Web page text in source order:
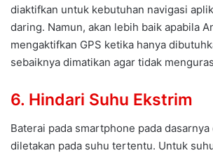
diaktifkan untuk kebutuhan navigasi
daring. Namun, akan lebih baik apabila
mengaktifkan GPS ketika hanya
sebaiknya dimatikan agar tidak
6. Hindari Suhu Ekstrim
Baterai pada smartphone pada
diletakan pada suhu tertentu. Untuk